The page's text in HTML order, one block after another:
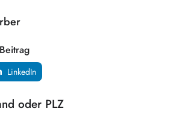
LinkedIn
oder PLZ